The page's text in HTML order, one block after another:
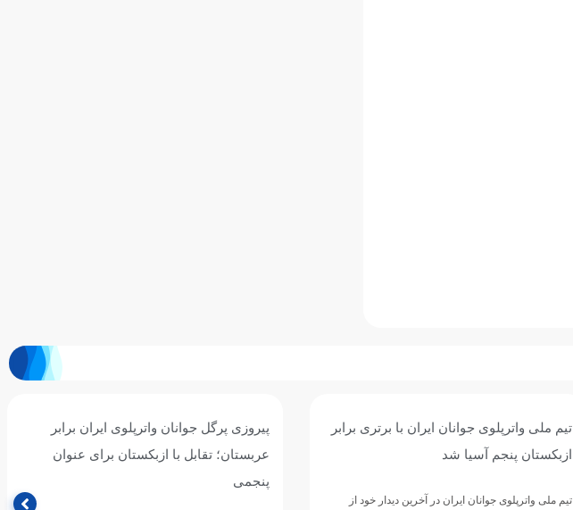
پیروزی پرگل جوانان واترپلوی ایران برابر
عربستان؛ تقابل با ازبکستان برای عنوان
سومین برد جوانان واترپلوی ایران با شکست
پرگل سریلانکا/ نوبت به قزاقستان رسید
تیم ملی واترپلوی جوانان ایران در چهارمین دیدار خود از